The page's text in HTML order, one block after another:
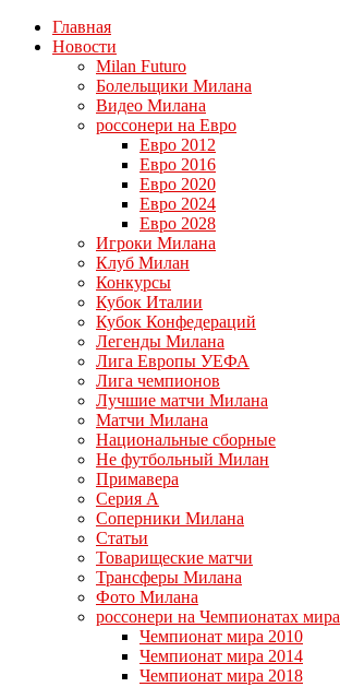
Главная
Новости
Milan Futuro
Болельщики Милана
Видео Милана
россонери на Евро
Евро 2012
Евро 2016
Евро 2020
Евро 2024
Евро 2028
Игроки Милана
Клуб Милан
Конкурсы
Кубок Италии
Кубок Конфедераций
Легенды Милана
Лига Европы УЕФА
Лига чемпионов
Лучшие матчи Милана
Матчи Милана
Национальные сборные
Не футбольный Милан
Примавера
Серия А
Соперники Милана
Статьи
Товарищеские матчи
Трансферы Милана
Фото Милана
россонери на Чемпионатах мира
Чемпионат мира 2010
Чемпионат мира 2014
Чемпионат мира 2018